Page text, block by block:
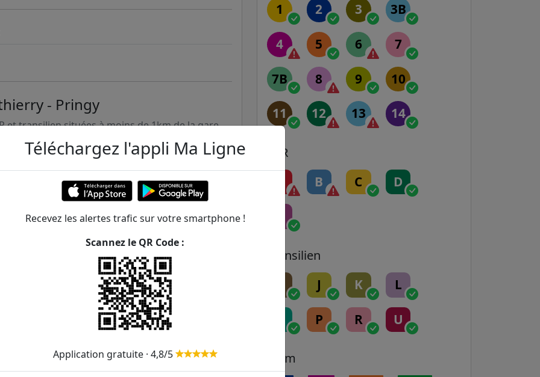
- Pringy
et transilien situées à moins de 1km de la gare
1 2 3 3B
4 5 6 7
7B 8 9 10
11 12 13 14
RER
B C D
Transilien
J K L
P R U
Tram
Téléchargez l'appli Ma Ligne
Recevez les alertes trafic sur votre smartphone !
Scannez le QR Code :
Application gratuite · 4,8/5